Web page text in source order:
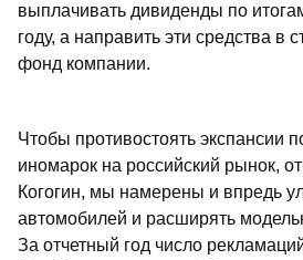
выплачивать дивиденды по
году, а направить эти средства в
фонд компании.
Чтобы противостоять экспансии
иномарок на российский рынок,
Когогин, мы намерены и впредь
автомобилей и расширять
За отчетный год число